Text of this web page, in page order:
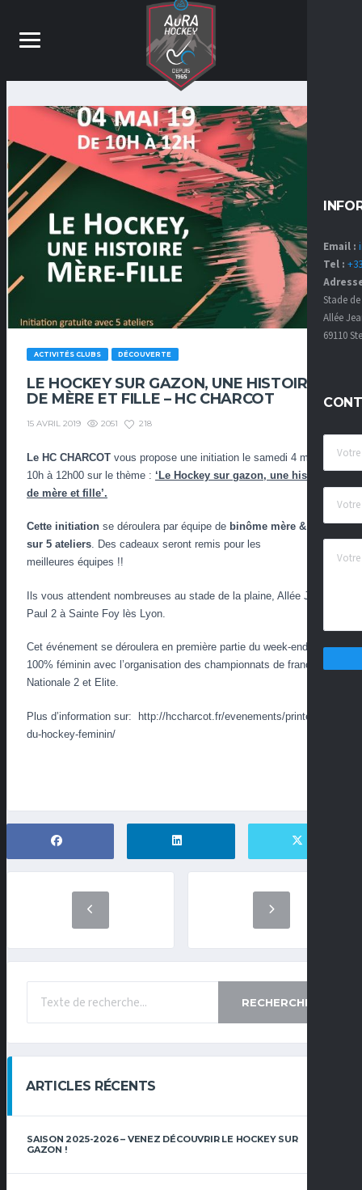
Email :
Tel :
Stade
Allée
69110
ACTIVITÉS CLUBS DÉCOUVERTE
LE HOCKEY SUR GAZON, UNE HISTOIRE
DE MÈRE ET FILLE – HC CHARCOT
15 AVRIL 2019 2051 218
Le HC CHARCOT vous propose une initiation le samedi 4 mai de
10h à 12h00 sur le thème : ‘Le Hockey sur gazon, une histoire
de mère et fille’.
Cette initiation se déroulera par équipe de binôme mère & fille
sur 5 ateliers. Des cadeaux seront remis pour les
meilleures équipes !!
Ils vous attendent nombreuses au stade de la plaine , Allée Jean
Paul 2 à Sainte Foy lès Lyon.
Cet événement se déroulera en première partie du week-end
100% féminin avec l’organisation des championnats de france
Nationale 2 et Elite.
Plus d’information sur: http://hccharcot.fr/evenements/printemps-
du-hockey-feminin/
RECHERCHE
ARTICLES RÉCENTS
SAISON 2025-2026 – VENEZ DÉCOUVRIR LE HOCKEY SUR
GAZON !